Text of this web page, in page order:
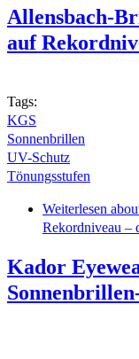
Allensbach-
auf
Tags:
KGS
Sonnenbrillen
UV-Schutz
Tönungsstufen
Weiterlesen
Rekordniveau –
Kador